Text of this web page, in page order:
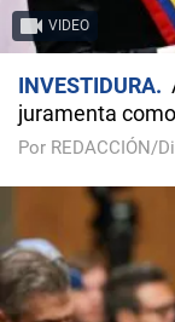
VIDEO
INVESTIDURA
juramenta
Por REDACCIÓN/